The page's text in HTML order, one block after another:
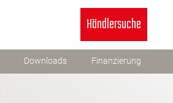
Händlersuche
Downloads Finanzierung